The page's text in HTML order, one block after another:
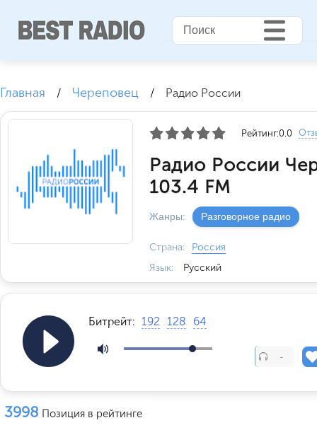
Главная / Череповец / Радио России
Рейтинг:0.0
Радио России
103.4 FM
Жанры: Разговорное радио
Страна:
Россия
Язык:
Русский
Битрейт: 192 128 64
-
3998 Позиция в рейтинге